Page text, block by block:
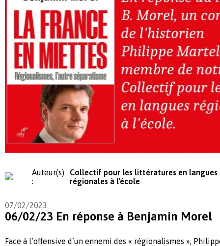
Auteur(s)
:
Collectif pour les littératures en langues
régionales à l'école
07/02/2023
06/02/23 En réponse à Benjamin Morel
Face à l’offensive d’un ennemi des « régionalismes »,